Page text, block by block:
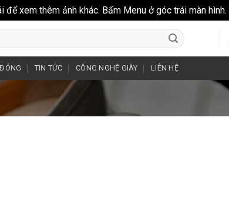
xem thêm ảnh khác. Bấm Menu ở góc trái màn hình.
TIN TỨC CÔNG NGHỆ GIÀY LIÊN HỆ